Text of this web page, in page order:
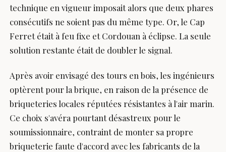
technique en vigueur imposait alors que deux phares
consécutifs ne soient pas du même type. Or, le Cap
Ferret était à feu fixe et Cordouan à éclipse. La seule
solution restante était de doubler le signal.
Après avoir envisagé des tours en bois, les ingénieurs
optèrent pour la brique, en raison de la présence de
briqueteries locales réputées résistantes à l'air marin.
Ce choix s'avéra pourtant désastreux pour le
soumissionnaire, contraint de monter sa propre
briqueterie faute d'accord avec les fabricants de la